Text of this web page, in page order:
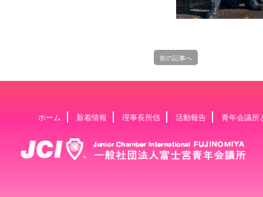
前の記事へ
ホーム 新着情報 理事長所信 活動報告 青年会議所